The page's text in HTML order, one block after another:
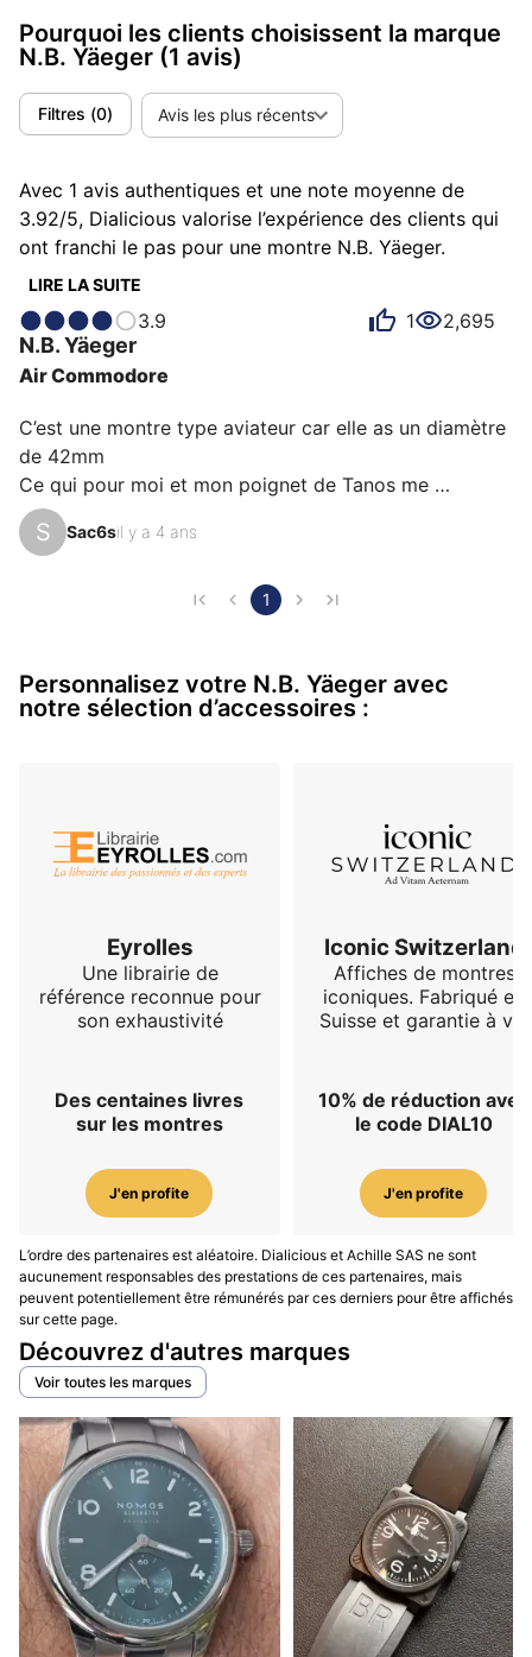
Pourquoi les clients choisissent la marque
N.B. Yäeger (1 avis)
Filtres (0) Avis les plus récents
Avec 1 avis authentiques et une note moyenne de
3.92/5, Dialicious valorise l’expérience des clients qui
ont franchi le pas pour une montre N.B. Yäeger.
Chaque avis est une source d’inspiration pour
comprendre ce qui rend N.B. Yäeger unique aux yeux
de ses possesseurs. Certains la décrivent comme
parfaite, d'autres comme précise ou pointue et chacun
a des raisons personnelles d’aimer sa N.B. Yäeger pour
son émotion, son design ou encore son rapport
qualité-prix.
LIRE LA SUITE
3.9 1 2,695
N.B. Yäeger
Air Commodore
C’est une montre type aviateur car elle as un diamètre
de 42mm
Ce qui pour moi et mon poignet de Tanos me
conviens parfaitement
Le cadran est vraiment bien fini l’intégration de la date
Le bla-bla est intéressant dans son intégration
une dresswatch
La couronne reprend les codes type aviateur big
S Sac6sil y a 4 ans
1
Personnalisez votre N.B. Yäeger avec
notre sélection d’accessoires :
Eyrolles
Une librairie de
référence reconnue pour
son exhaustivité
Des centaines livres
sur les montres
J'en profite
Iconic Switzerland
Affiches de montres
iconiques. Fabriqué en
Suisse et garantie à vie
10% de réduction avec
le code DIAL10
J'en profite
L’ordre des partenaires est aléatoire. Dialicious et Achille SAS ne sont
aucunement responsables des prestations de ces partenaires, mais
peuvent potentiellement être rémunérés par ces derniers pour être affichés
sur cette page.
Découvrez d'autres marques
Voir toutes les marques